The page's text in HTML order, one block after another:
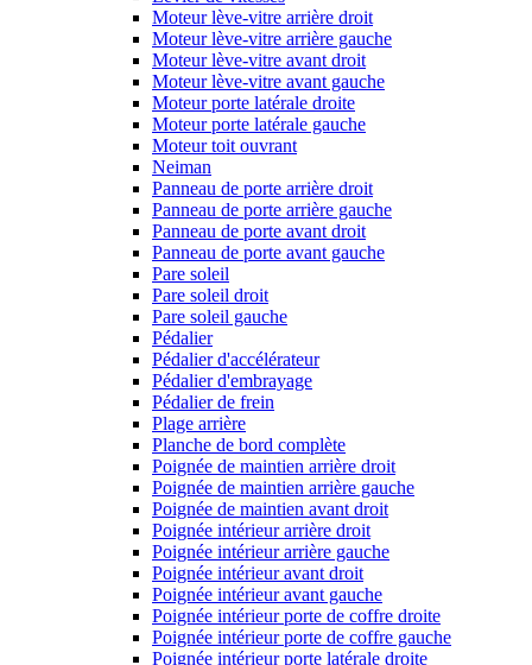
Moteur lève-vitre arrière droit
Moteur lève-vitre arrière gauche
Moteur lève-vitre avant droit
Moteur lève-vitre avant gauche
Moteur porte latérale droite
Moteur porte latérale gauche
Moteur toit ouvrant
Neiman
Panneau de porte arrière droit
Panneau de porte arrière gauche
Panneau de porte avant droit
Panneau de porte avant gauche
Pare soleil
Pare soleil droit
Pare soleil gauche
Pédalier
Pédalier d'accélérateur
Pédalier d'embrayage
Pédalier de frein
Plage arrière
Planche de bord complète
Poignée de maintien arrière droit
Poignée de maintien arrière gauche
Poignée de maintien avant droit
Poignée intérieur arrière droit
Poignée intérieur arrière gauche
Poignée intérieur avant droit
Poignée intérieur avant gauche
Poignée intérieur porte de coffre droite
Poignée intérieur porte de coffre gauche
Poignée intérieur porte latérale droite